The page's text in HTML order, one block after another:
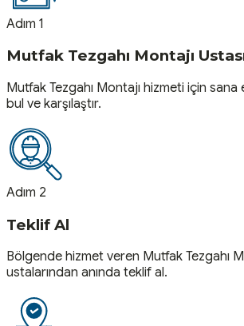
Adım 1
Mutfak Tezgahı Montajı
Mutfak Tezgahı Montajı hizmeti için sana
bul ve karşılaştır.
Adım 2
Teklif Al
Bölgende hizmet veren Mutfak Tezgahı
ustalarından anında teklif al.